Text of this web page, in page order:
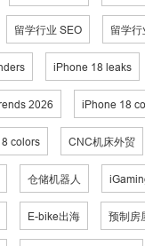
留学行业 SEO 留学
iPhone 18 leaks
2026 iPhone 18
colors CNC机床外贸
仓储机器人
E-bike出海 预制房